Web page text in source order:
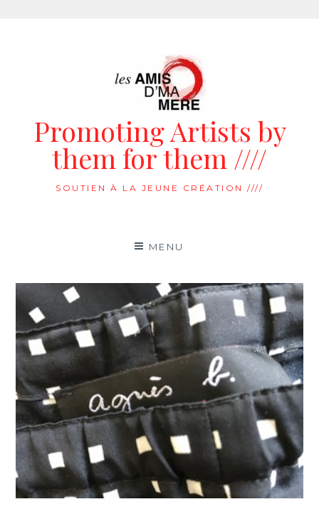
Promoting Artists by
them for them ////
SOUTIEN À LA JEUNE CRÉATION ////
MENU